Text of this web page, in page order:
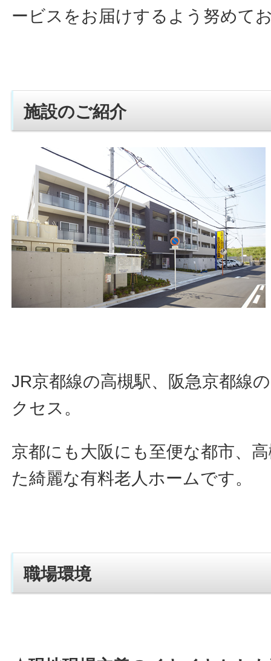
ービスをお届けするよう努めて
施設のご紹介
JR京都線の高槻駅、阪急京都線
クセス。
京都にも大阪にも至便な都市、
た綺麗な有料老人ホームです。
職場環境